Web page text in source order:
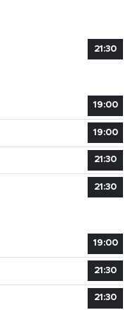
21:30
19:00
19:00
21:30
21:30
19:00
21:30
21:30